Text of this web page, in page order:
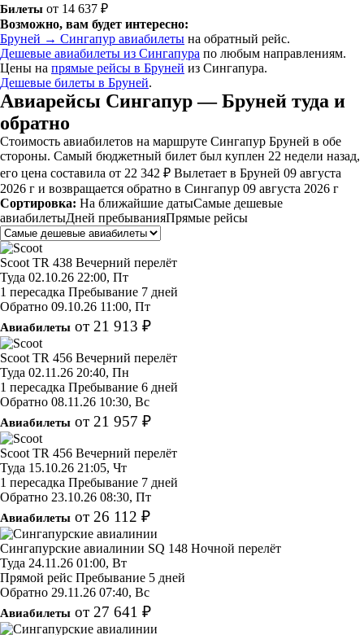
Билеты от 14 637 ₽
Возможно, вам будет интересно:
Бруней → Сингапур авиабилеты на обратный рейс.
Дешевые авиабилеты из Сингапура по любым направлениям.
Цены на прямые рейсы в Бруней из Сингапура.
Дешевые билеты в Бруней.
Авиарейсы Сингапур — Бруней туда и
обратно
Стоимость авиабилетов на маршруте Сингапур Бруней в обе
стороны. Самый бюджетный билет был куплен 22 недели назад,
его цена составила от 22 342 ₽ Вылетает в Бруней 09 августа
2026 г и возвращается обратно в Сингапур 09 августа 2026 г
Сортировка: На ближайшие датыСамые дешевые
авиабилетыДней пребыванияПрямые рейсы
Scoot TR 438 Вечерний перелёт
Туда 02.10.26 22:00, Пт
1 пересадка Пребывание 7 дней
Обратно 09.10.26 11:00, Пт
Авиабилеты от 21 913 ₽
Scoot TR 456 Вечерний перелёт
Туда 02.11.26 20:40, Пн
1 пересадка Пребывание 6 дней
Обратно 08.11.26 10:30, Вс
Авиабилеты от 21 957 ₽
Scoot TR 456 Вечерний перелёт
Туда 15.10.26 21:05, Чт
1 пересадка Пребывание 7 дней
Обратно 23.10.26 08:30, Пт
Авиабилеты от 26 112 ₽
Сингапурские авиалинии SQ 148 Ночной перелёт
Туда 24.11.26 01:00, Вт
Прямой рейс Пребывание 5 дней
Обратно 29.11.26 07:40, Вс
Авиабилеты от 27 641 ₽